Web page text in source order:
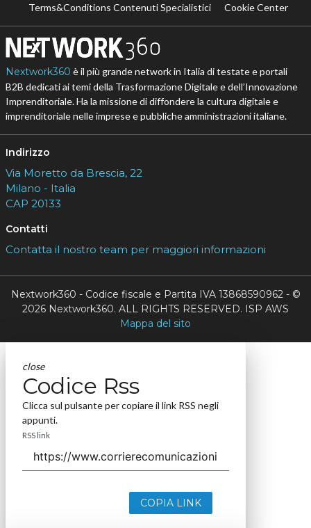
Terms&Conditions Contenuti Specialistici
Cookie Center
Nextwork360 è il più grande network in Italia di testate e portali
B2B dedicati ai temi della Trasformazione Digitale e dell’Innovazione
Imprenditoriale. Ha la missione di diffondere la cultura digitale e
imprenditoriale nelle imprese e pubbliche amministrazioni italiane.
Indirizzo
Via Moretto da Brescia, 22
Milano - Italia
CAP 20133
Contatti
Contatta il nostro team per maggiori informazioni
Nextwork360 - Codice fiscale e Partita IVA 13868590962 - ©
2026 Nextwork360. ALL RIGHTS RESERVED. ISP AWS
Mappa del sito
close
Codice Rss
Clicca sul pulsante per copiare il link RSS negli
appunti.
RSS link
COPIA LINK